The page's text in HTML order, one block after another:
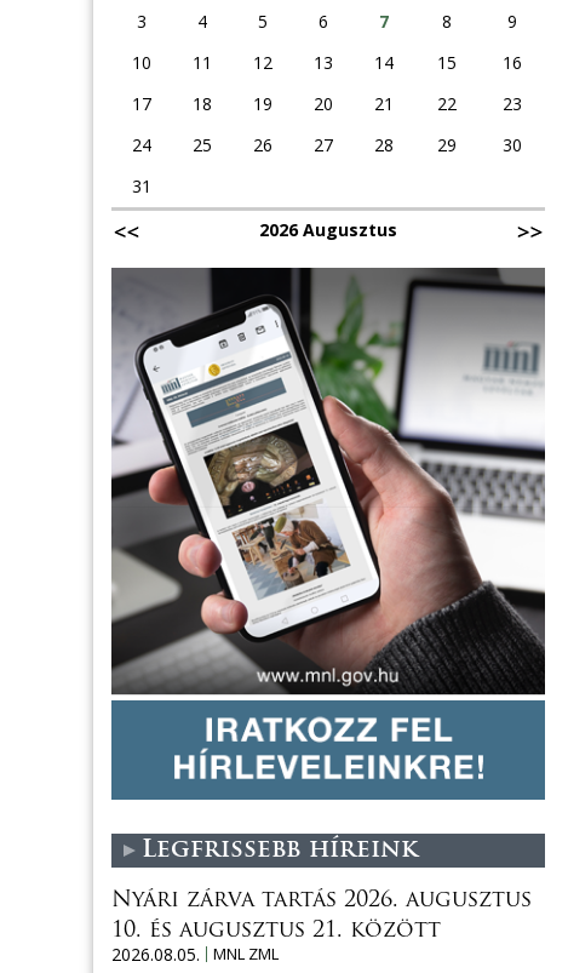
3
4 5 6 7 8
9
10
11 12 13 14 15
16
17
18 19 20 21 22
23
24
25 26 27 28 29
30
31
2026 Augusztus
Legfrissebb híreink
Nyári zárva tartás 2026. augusztus
10. és augusztus 21. között
2026.08.05.
MNL ZML